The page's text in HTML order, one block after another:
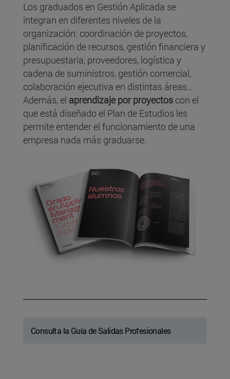
Los graduados en Gestión Aplicada se
integran en diferentes niveles de la
organización: coordinación de proyectos,
planificación de recursos, gestión financiera y
presupuestaria, proveedores, logística y
cadena de suministros, gestión comercial,
colaboración ejecutiva en distintas áreas…
Además, el aprendizaje por proyectos con el
que está diseñado el Plan de Estudios les
permite entender el funcionamiento de una
empresa nada más graduarse.
Consulta la Guía de Salidas Profesionales